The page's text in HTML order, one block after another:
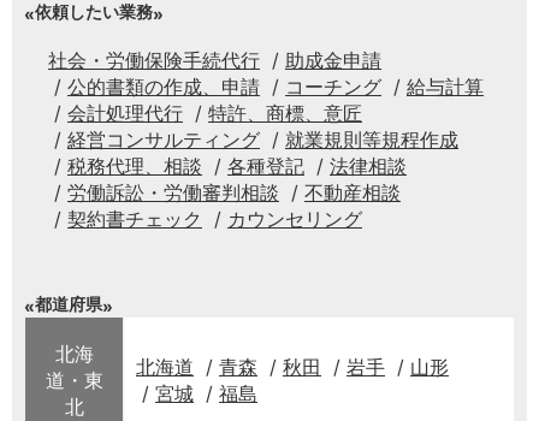
依頼したい業務
社会・労働保険手続代行
助成金申請
公的書類の作成、申請
コーチング
給与計算
会計処理代行
特許、商標、意匠
経営コンサルティング
就業規則等規程作成
税務代理、相談
各種登記
法律相談
労働訴訟・労働審判相談
不動産相談
契約書チェック
カウンセリング
都道府県
北海
道・東
北
北海道 青森 秋田 岩手
山形
宮城
福島